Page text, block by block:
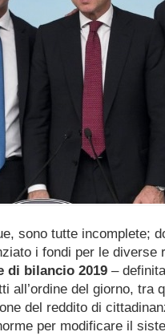
sono tutte incomplete;
i fondi per le diverse
di bilancio 2019 –
all’ordine del giorno, tra
del reddito di
per modificare il